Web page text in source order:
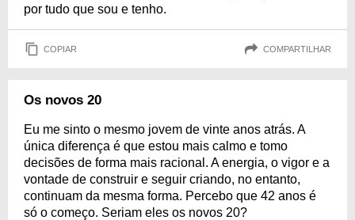
por tudo que sou e tenho.
COPIAR COMPARTILHAR
Os novos 20
Eu me sinto o mesmo jovem de vinte anos atrás. A
única diferença é que estou mais calmo e tomo
decisões de forma mais racional. A energia, o vigor e a
vontade de construir e seguir criando, no entanto,
continuam da mesma forma. Percebo que 42 anos é
só o começo. Seriam eles os novos 20?